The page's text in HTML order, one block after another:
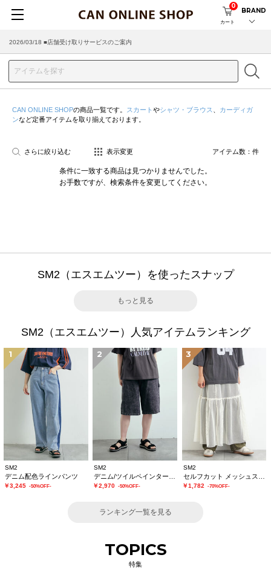
カート
0
BRAND
2026/03/18 ■店舗受け取りサービスのご案内
CAN ONLINE SHOPの商品一覧です。 スカート やシャツ・ブラウス
カーディガ
ンなど定番アイテムを取り揃えております。
さらに絞り込む 表示変更 アイテム数： 件
条件に一致する商品は見つかりませんでした。
お手数ですが、検索条件を変更してください。
SM2（エスエムツー）を使ったスナップ
もっと見る
SM2（エスエムツー）人気アイテムランキング
1
SM2
デニム配色ラインパンツ
￥3,245 -50%OFF-
2
SM2
￥2,970 -50%OFF-
3
SM2
￥1,782 -70%OFF-
ランキング一覧を見る
TOPICS
特集